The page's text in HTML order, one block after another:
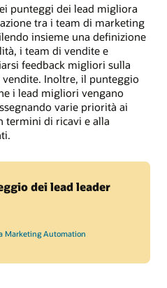
punteggi dei lead migliora
tra i team di marketing
insieme una definizione
i team di vendite e
feedback migliori sulla
Inoltre, il punteggio
i lead migliori vengano
varie priorità ai
termini di ricavi e alla
dei lead leader
Marketing Automation